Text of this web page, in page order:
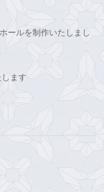
ールを制作いたしまし
ます